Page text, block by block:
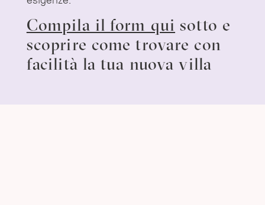
Compila il form qui sotto e
scoprire come trovare con
facilità la tua nuova villa